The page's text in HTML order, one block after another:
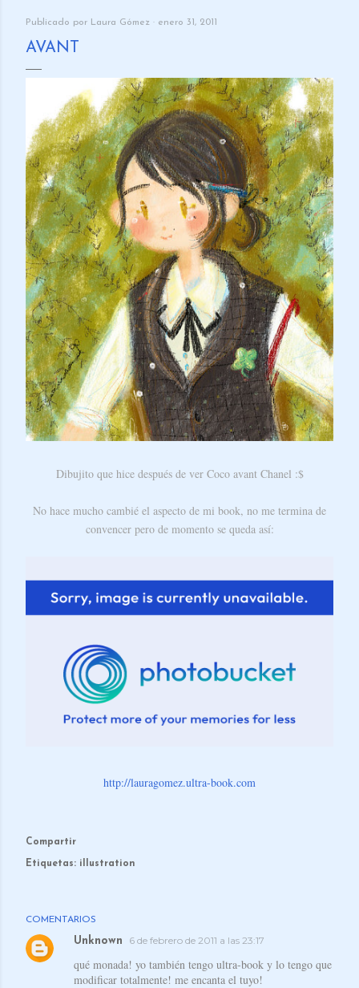
Publicado por Laura Gómez enero 31, 2011
AVANT
Dibujito que hice después de ver Coco avant Chanel :$
No hace mucho cambié el aspecto de mi book, no me termina de
convencer pero de momento se queda así:
http://lauragomez.ultra-book.com
Compartir
Etiquetas: illustration
COMENTARIOS
Unknown 6 de febrero de 2011 a las 23:17
qué monada! yo también tengo ultra-book y lo tengo que
modificar totalmente! me encanta el tuyo!